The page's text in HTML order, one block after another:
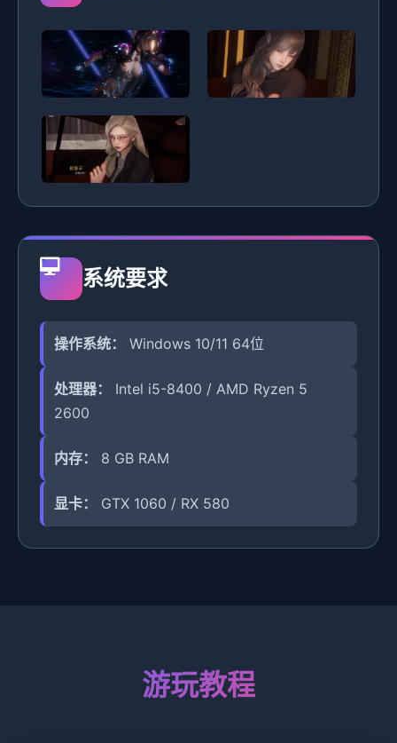
系统要求
操作系统： Windows 10/11 64位
处理器：
Intel i5-8400 / AMD Ryzen 5
2600
内存： 8 GB RAM
显卡： GTX 1060 / RX 580
游玩教程